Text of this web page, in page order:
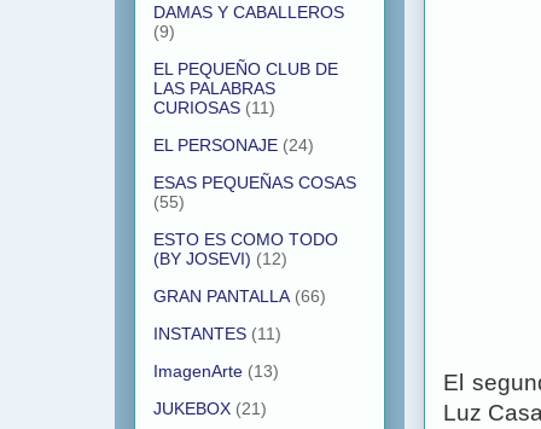
El
Luz
DAMAS Y CABALLEROS
(9)
EL PEQUEÑO CLUB DE
LAS PALABRAS
CURIOSAS (11)
EL PERSONAJE (24)
ESAS PEQUEÑAS COSAS
(55)
ESTO ES COMO TODO
(BY JOSEVI) (12)
GRAN PANTALLA (66)
INSTANTES (11)
ImagenArte (13)
JUKEBOX (21)